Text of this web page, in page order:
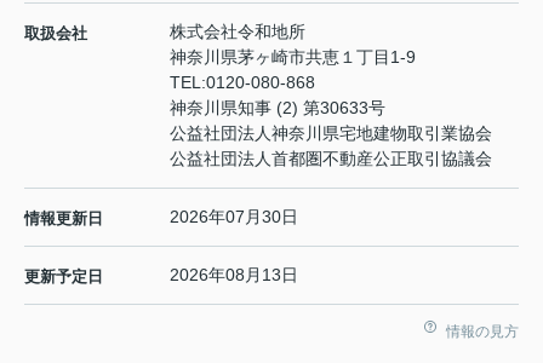
取扱会社
株式会社令和地所
神奈川県茅ヶ崎市共恵１丁目1-9
TEL:0120-080-868
神奈川県知事 (2) 第30633号
公益社団法人神奈川県宅地建物取引業協会
公益社団法人首都圏不動産公正取引協議会
情報更新日 2026年07月30日
更新予定日 2026年08月13日
情報の見方